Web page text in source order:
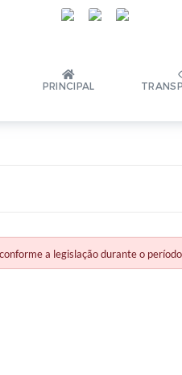
PRINCIPAL
a legislação durante o